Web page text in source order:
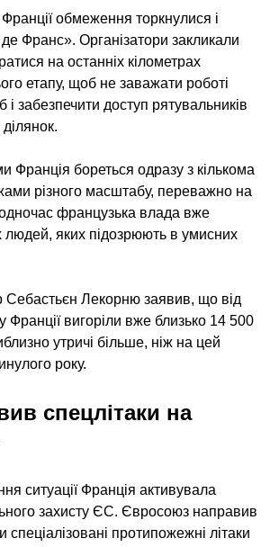
обмеження торкнулися і
Франс». Організатори закликали
на останніх кілометрах
етапу, щоб не заважати роботі
і забезпечити доступ рятувальників
Франція бореться одразу з кількома
різного масштабу, переважно на
французька влада вже
людей, яких підозрюють в умисних
Себастьєн Лекорню заявив, що від
Франції вигоріли вже близько 14 500
утричі більше, ніж на цей
року.
спецлітаки на
ситуації Франція активувала
захисту ЄС. Євросоюз направив
спеціалізовані протипожежні літаки